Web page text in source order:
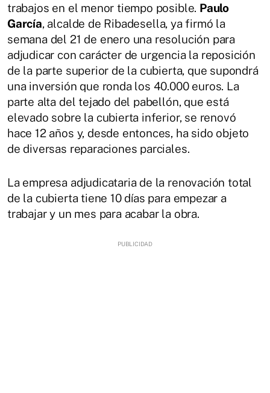
trabajos en el menor tiempo posible. Paulo
García, alcalde de Ribadesella, ya firmó la
semana del 21 de enero una resolución para
adjudicar con carácter de urgencia la reposición
de la parte superior de la cubierta, que supondrá
una inversión que ronda los 40.000 euros. La
parte alta del tejado del pabellón, que está
elevado sobre la cubierta inferior, se renovó
hace 12 años y, desde entonces, ha sido objeto
de diversas reparaciones parciales.
La empresa adjudicataria de la renovación total
de la cubierta tiene 10 días para empezar a
trabajar y un mes para acabar la obra.